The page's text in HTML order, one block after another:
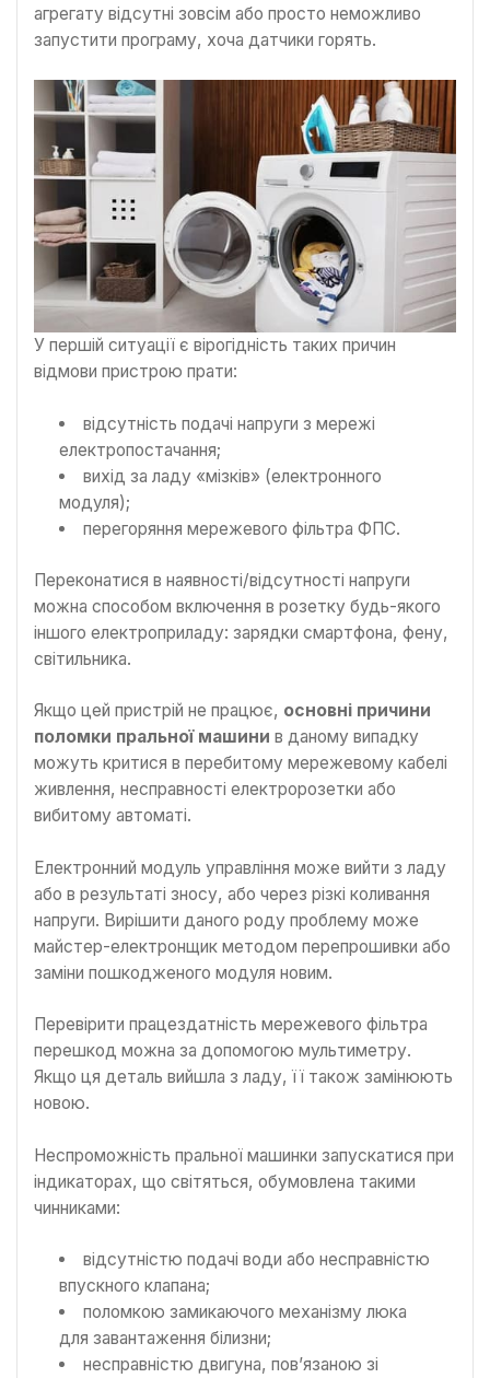
агрегату відсутні зовсім або просто неможливо
запустити програму, хоча датчики горять.
У першій ситуації є вірогідність таких причин
відмови пристрою прати:
відсутність подачі напруги з мережі
електропостачання;
вихід за ладу «мізків» (електронного
модуля);
перегоряння мережевого фільтра ФПС.
Переконатися в наявності/відсутності напруги
можна способом включення в розетку будь-якого
іншого електроприладу: зарядки смартфона, фену,
світильника.
Якщо цей пристрій не працює, основні причини
поломки пральної машини в даному випадку
можуть критися в перебитому мережевому кабелі
живлення, несправності електророзетки або
вибитому автоматі.
Електронний модуль управління може вийти з ладу
або в результаті зносу, або через різкі коливання
напруги. Вирішити даного роду проблему може
майстер-електронщик методом перепрошивки або
заміни пошкодженого модуля новим.
Перевірити працездатність мережевого фільтра
перешкод можна за допомогою мультиметру.
Якщо ця деталь вийшла з ладу, її також замінюють
новою.
Неспроможність пральної машинки запускатися при
індикаторах, що світяться, обумовлена такими
чинниками:
відсутністю подачі води або несправністю
впускного клапана;
поломкою замикаючого механізму люка
для завантаження білизни;
несправністю двигуна, пов’язаною зі